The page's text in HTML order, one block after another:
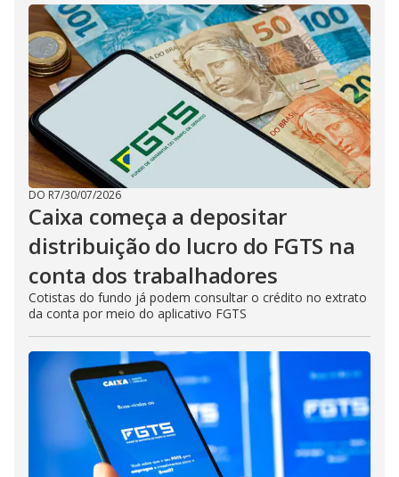
DO R7/30/07/2026
Caixa começa a depositar
distribuição do lucro do FGTS na
conta dos trabalhadores
Cotistas do fundo já podem consultar o crédito no extrato
da conta por meio do aplicativo FGTS